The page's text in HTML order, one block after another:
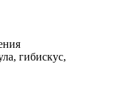
гибискус,